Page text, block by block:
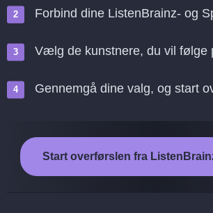
Forbind dine ListenBrainz- og
Vælg de kunstnere, du vil følge
Gennemgå dine valg, og start
Start overførslen fra